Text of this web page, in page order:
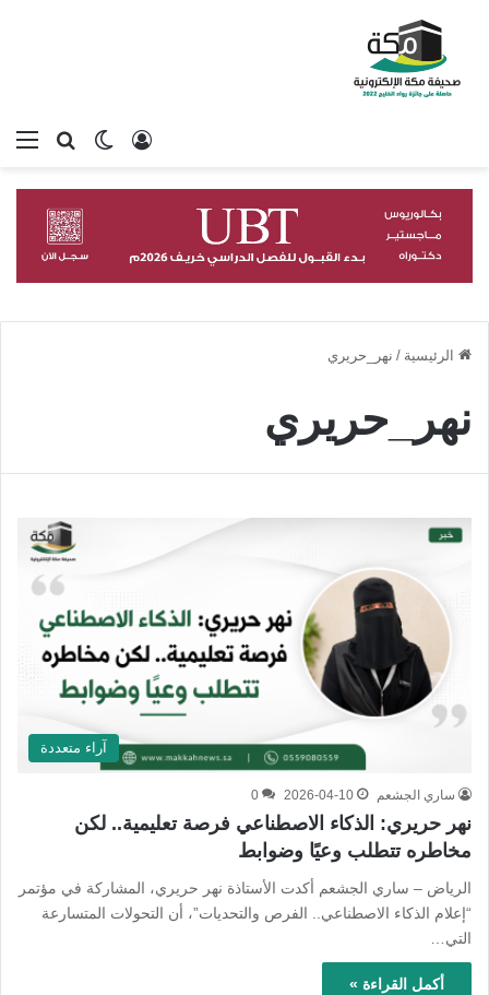
بحثالوضع
تسجيل الدخول
الرئيسية / نهر_حريري
نهر_حريري
آراء متعددة
ساري الجشعم 2026-04-10
0
نهر حريري: الذكاء الاصطناعي فرصة تعليمية.. لكن
مخاطره تتطلب وعيًا وضوابط
الرياض – ساري الجشعم أكدت الأستاذة نهر حريري، المشاركة في مؤتمر
“إعلام الذكاء الاصطناعي.. الفرص والتحديات”، أن التحولات المتسارعة
التي…
أكمل القراءة »